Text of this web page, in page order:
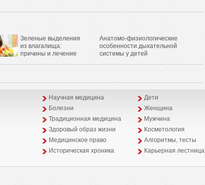
Зеленые выделения
из влагалища:
причины и лечение
Анатомо-физиологические
особенности дыхательной
системы у детей
Научная медицина Дети
Болезни Женщина
Традиционная медицина Мужчина
Здоровый образ жизни Косметология
Медицинское право Алгоритмы, тесты
Историческая хроника Карьерная лестница